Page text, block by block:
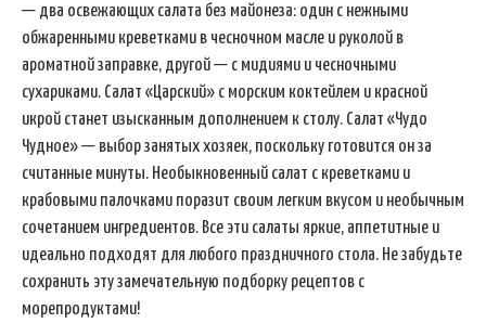
— два освежающих салата без майонеза: один с нежными
обжаренными креветками в чесночном масле и руколой в
ароматной заправке, другой — с мидиями и чесночными
сухариками. Салат «Царский» с морским коктейлем и красной
икрой станет изысканным дополнением к столу. Салат «Чудо
Чудное» — выбор занятых хозяек, поскольку готовится он за
считанные минуты. Необыкновенный салат с креветками и
крабовыми палочками поразит своим легким вкусом и необычным
сочетанием ингредиентов. Все эти салаты яркие, аппетитные и
идеально подходят для любого праздничного стола. Не забудьте
сохранить эту замечательную подборку рецептов с
морепродуктами!